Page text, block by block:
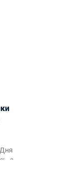
а